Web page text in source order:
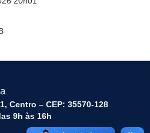
Centro – CEP: 35570-128
9h às 16h